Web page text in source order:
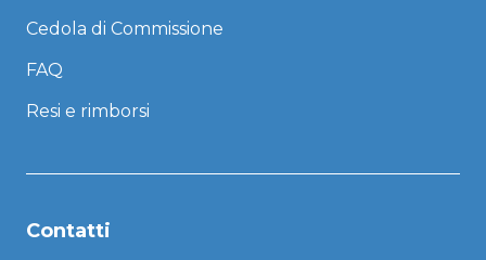
Cedola di Commissione
FAQ
Resi e rimborsi
Contatti